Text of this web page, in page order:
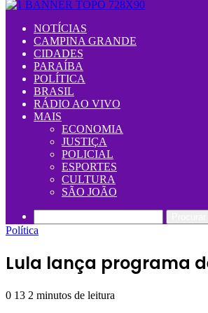
NOTÍCIAS
CAMPINA GRANDE
CIDADES
PARAÍBA
POLÍTICA
BRASIL
RÁDIO AO VIVO
MAIS
ECONOMIA
JUSTIÇA
POLICIAL
ESPORTES
CULTURA
SÃO JOÃO
Política
Lula lança programa
0 13 2 minutos de leitura